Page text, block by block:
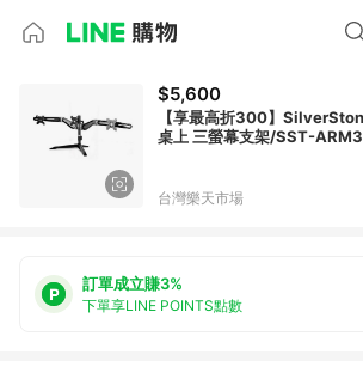
$5,600
【享最高折300】
桌上 三螢幕支架/SST-
台灣樂天市場
訂單成立賺3%
下單享LINE POINTS點數